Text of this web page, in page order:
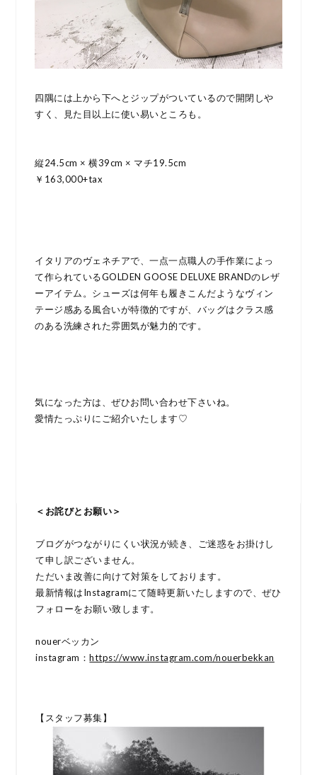
四隅には上から下へとジップがついているので開閉しや
すく、見た目以上に使い易いところも。
縦24.5cm × 横39cm × マチ19.5cm
￥163,000+tax
イタリアのヴェネチアで、一点一点職人の手作業によっ
て作られているGOLDEN GOOSE DELUXE BRANDのレザ
ーアイテム。シューズは何年も履きこんだようなヴィン
テージ感ある風合いが特徴的ですが、バッグはクラス感
のある洗練された雰囲気が魅力的です。
気になった方は、ぜひお問い合わせ下さいね。
愛情たっぷりにご紹介いたします♡
＜お詫びとお願い＞
ブログがつながりにくい状況が続き、ご迷惑をお掛けし
て申し訳ございません。
ただいま改善に向けて対策をしております。
最新情報はInstagramにて随時更新いたしますので、ぜひ
フォローをお願い致します。
nouerベッカン
instagram：https://www.instagram.com/nouerbekkan
【スタッフ募集】